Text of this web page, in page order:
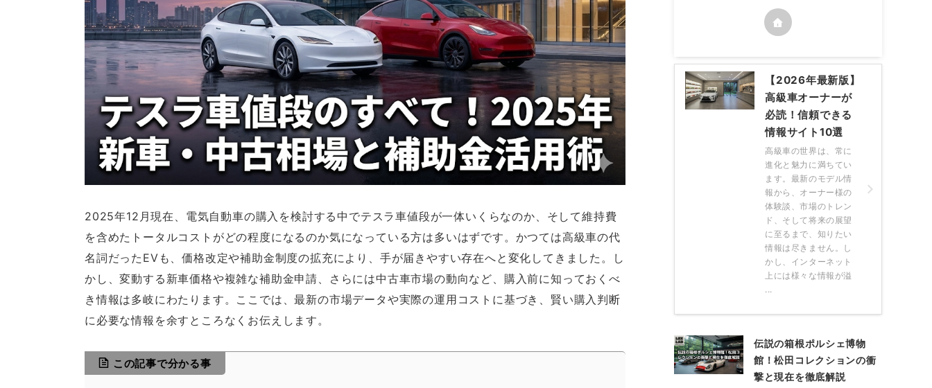
2025年12月現在、電気自動車の購入を検討する中でテスラ車値段が一体いくらなのか、そして維持費
を含めたトータルコストがどの程度になるのか気になっている方は多いはずです。かつては高級車の代
名詞だったEVも、価格改定や補助金制度の拡充により、手が届きやすい存在へと変化してきました。し
かし、変動する新車価格や複雑な補助金申請、さらには中古車市場の動向など、購入前に知っておくべ
き情報は多岐にわたります。ここでは、最新の市場データや実際の運用コストに基づき、賢い購入判断
に必要な情報を余すところなくお伝えします。
この記事で分かる事
【2026年最新版】
高級車オーナーが
必読！信頼できる
情報サイト10選
高級車の世界は、常に
進化と魅力に満ちてい
ます。最新のモデル情
報から、オーナー様の
体験談、市場のトレン
ド、そして将来の展望
に至るまで、知りたい
情報は尽きません。し
かし、インターネット
上には様々な情報が溢
...
伝説の箱根ポルシェ博物
館！松田コレクションの衝
撃と現在を徹底解説